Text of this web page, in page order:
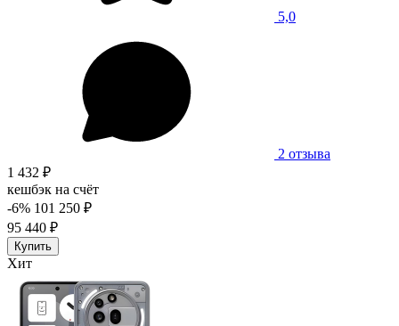
5,0
2 отзыва
1 432 ₽
кешбэк на счёт
-6% 101 250 ₽
95 440 ₽
Купить
Хит